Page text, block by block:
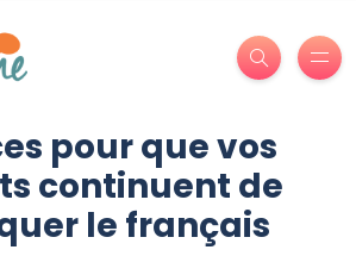
pour que vos
continuent de
le français